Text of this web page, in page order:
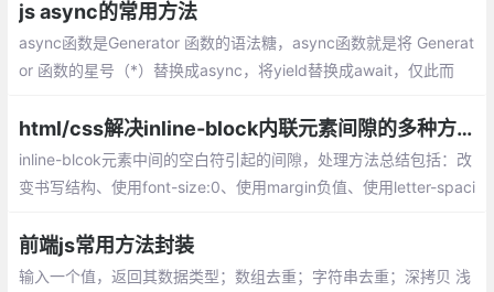
js async的常用方法
async函数是Generator 函数的语法糖，async函数就是将 Generat
or 函数的星号（*）替换成async，将yield替换成await，仅此而
html/css解决inline-block内联元素间隙的多种方法总汇
inline-blcok元素中间的空白符引起的间隙，处理方法总结包括：改
变书写结构、使用font-size:0、使用margin负值、使用letter-spaci
6等）、YUI的inline-block间隙处理等...
前端js常用方法封装
输入一个值，返回其数据类型；数组去重；字符串去重；深拷贝 浅